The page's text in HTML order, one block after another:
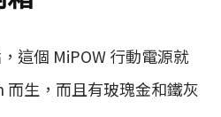
這個 MiPOW 行動電源就
生，而且有玻瑰金和鐵灰